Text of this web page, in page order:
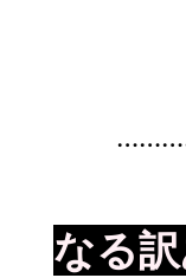
なる